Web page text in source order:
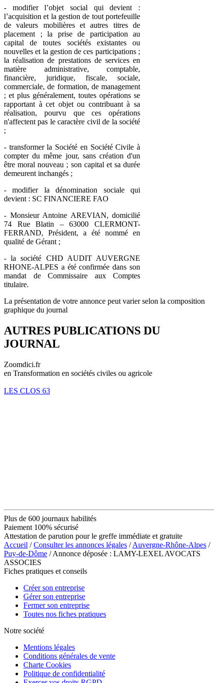
- modifier l’objet social qui devient :
l’acquisition et la gestion de tout portefeuille
de valeurs mobilières et autres titres de
placement ; la prise de participation au
capital de toutes sociétés existantes ou
nouvelles et la gestion de ces participations ;
la réalisation de prestations de services en
matière administrative, comptable,
financière, juridique, fiscale, sociale,
commerciale, de formation, de management
; et plus généralement, toutes opérations se
rapportant à cet objet ou contribuant à sa
réalisation, pourvu que ces opérations
n'affectent pas le caractère civil de la société
;
- transformer la Société en Société Civile à
compter du même jour, sans création d'un
être moral nouveau ; son capital et sa durée
demeurent inchangés ;
- modifier la dénomination sociale qui
devient : SC FINANCIERE FAO
- Monsieur Antoine AREVIAN, domicilié
74 Rue Blatin – 63000 CLERMONT-
FERRAND, Président, a été nommé en
qualité de Gérant ;
- la société CHD AUDIT AUVERGNE
RHONE-ALPES a été confirmée dans son
mandat de Commissaire aux Comptes
titulaire.
La présentation de votre annonce peut varier selon la composition
graphique du journal
AUTRES PUBLICATIONS DU
JOURNAL
Zoomdici.fr
en Transformation en sociétés civiles ou agricole
LES CLOS 63
Plus de 600 journaux habilités
Paiement 100% sécurisé
Attestation de parution pour le greffe immédiate et gratuite
Accueil /Consulter les annonces légales /Auvergne-Rhône-Alpes /
Puy-de-Dôme / Annonce déposée : LAMY-LEXEL AVOCATS
ASSOCIES
Fiches pratiques et conseils
Créer son entreprise
Gérer son entreprise
Fermer son entreprise
Toutes nos fiches pratiques
Notre société
Mentions légales
Conditions générales de vente
Charte Cookies
Politique de confidentialité